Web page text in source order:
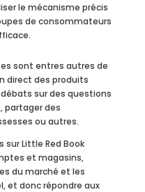
le mécanisme précis
de consommateurs
sont entres autres de
direct des produits
sur des questions
partager des
ou autres.
sur Little Red Book
et magasins,
du marché et les
et donc répondre aux